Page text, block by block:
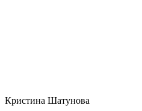
Кристина Шатунова